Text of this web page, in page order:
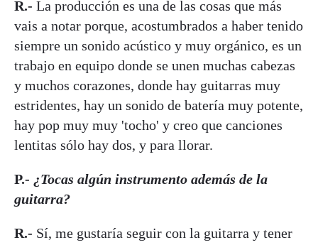
R.- La producción es una de las cosas que más
vais a notar porque, acostumbrados a haber tenido
siempre un sonido acústico y muy orgánico, es un
trabajo en equipo donde se unen muchas cabezas
y muchos corazones, donde hay guitarras muy
estridentes, hay un sonido de batería muy potente,
hay pop muy muy 'tocho' y creo que canciones
lentitas sólo hay dos, y para llorar.
P.- ¿Tocas algún instrumento además de la
guitarra?
R.- Sí, me gustaría seguir con la guitarra y tener